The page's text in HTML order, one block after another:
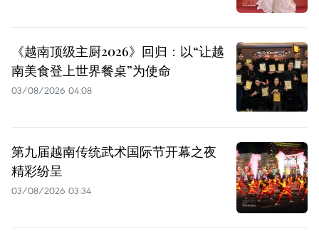
《越南顶级主厨2026》回归：以“让越
南美食登上世界餐桌”为使命
03/08/2026 04:08
第九届越南传统武术国际节开幕之夜
精彩纷呈
03/08/2026 03:34